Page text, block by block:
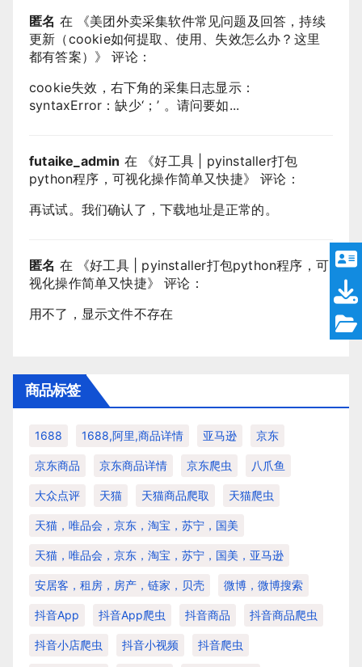
匿名 在 《美团外卖采集软件常见问题及回答，持续
更新（cookie如何提取、使用、失效怎么办？这里
都有答案） 》 评论：
cookie失效，右下角的采集日志显示：
syntaxError：缺少‘；’ 。请问要如...
futaike_admin 在 《好工具 | pyinstaller打包
python程序，可视化操作简单又快捷》 评论：
再试试。我们确认了，下载地址是正常的。
匿名 在 《好工具 | pyinstaller打包python程序，可
视化操作简单又快捷》 评论：
用不了，显示文件不存在
商品标签
1688 1688,阿里,商品详情 亚马逊 京东
京东商品 京东商品详情 京东爬虫 八爪鱼
大众点评 天猫 天猫商品爬取 天猫爬虫
天猫，唯品会，京东，淘宝，苏宁，国美
天猫，唯品会，京东，淘宝，苏宁，国美，亚马逊
安居客，租房，房产，链家，贝壳 微博，微博搜索
抖音app 抖音app爬虫 抖音商品 抖音商品爬虫
抖音小店爬虫 抖音小视频 抖音爬虫